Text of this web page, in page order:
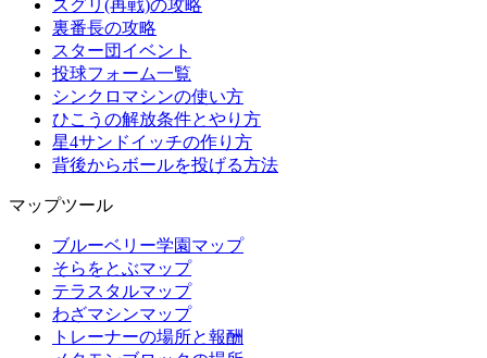
スグリ(再戦)の攻略
裏番長の攻略
スター団イベント
投球フォーム一覧
シンクロマシンの使い方
ひこうの解放条件とやり方
星4サンドイッチの作り方
背後からボールを投げる方法
マップツール
ブルーベリー学園マップ
そらをとぶマップ
テラスタルマップ
わざマシンマップ
トレーナーの場所と報酬